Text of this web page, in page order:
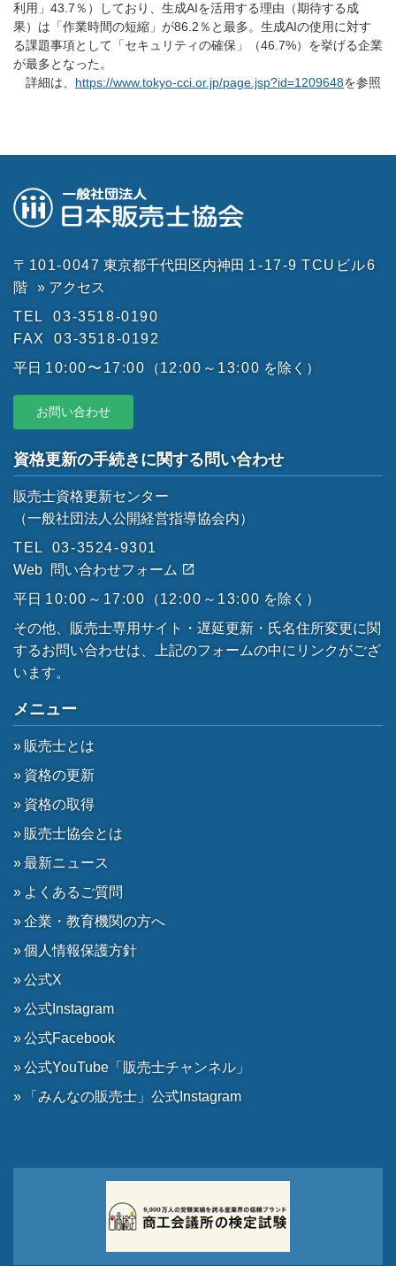
利用」43.7％）しており、生成AIを活用する理由（期待する成
果）は「作業時間の短縮」が86.2％と最多。生成AIの使用に対す
る課題事項として「セキュリティの確保」（46.7%）を挙げる企業
が最多となった。
詳細は、 https://www.tokyo-cci.or.jp/page.jsp?id=1209648を参照
〒101-0047 東京都千代田区内神田 1-17-9 TCUビル6
階
» アクセス
TEL
03-3518-0190
FAX
03-3518-0192
平日 10:00〜17:00 （12:00～13:00 を除く）
お問い合わせ
資格更新の手続きに関する問い合わせ
販売士資格更新センター
（一般社団法人公開経営指導協会内）
TEL
03-3524-9301
Web
問い合わせフォーム
平日 10:00～17:00 （12:00～13:00 を除く）
その他、販売士専用サイト・遅延更新・氏名住所変更に関
するお問い合わせは、上記のフォームの中にリンクがござ
います。
メニュー
販売士とは
資格の更新
資格の取得
販売士協会とは
最新ニュース
よくあるご質問
企業・教育機関の方へ
個人情報保護方針
公式X
公式Instagram
公式Facebook
公式YouTube「販売士チャンネル」
「みんなの販売士」公式Instagram